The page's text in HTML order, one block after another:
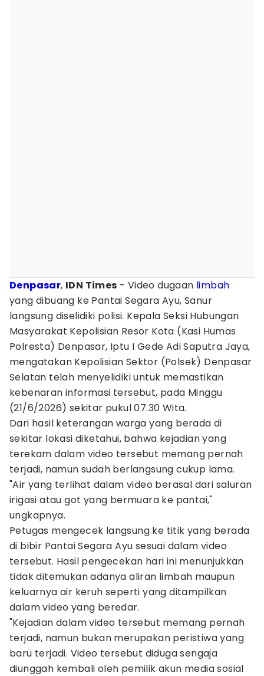
Denpasar, IDN Times - Video dugaan limbah
yang dibuang ke Pantai Segara Ayu, Sanur
langsung diselidiki polisi. Kepala Seksi Hubungan
Masyarakat Kepolisian Resor Kota (Kasi Humas
Polresta) Denpasar, Iptu I Gede Adi Saputra Jaya,
mengatakan Kepolisian Sektor (Polsek) Denpasar
Selatan telah menyelidiki untuk memastikan
kebenaran informasi tersebut, pada Minggu
(21/6/2026) sekitar pukul 07.30 Wita.
Dari hasil keterangan warga yang berada di
sekitar lokasi diketahui, bahwa kejadian yang
terekam dalam video tersebut memang pernah
terjadi, namun sudah berlangsung cukup lama.
"Air yang terlihat dalam video berasal dari saluran
irigasi atau got yang bermuara ke pantai,"
ungkapnya.
Petugas mengecek langsung ke titik yang berada
di bibir Pantai Segara Ayu sesuai dalam video
tersebut. Hasil pengecekan hari ini menunjukkan
tidak ditemukan adanya aliran limbah maupun
keluarnya air keruh seperti yang ditampilkan
dalam video yang beredar.
"Kejadian dalam video tersebut memang pernah
terjadi, namun bukan merupakan peristiwa yang
baru terjadi. Video tersebut diduga sengaja
diunggah kembali oleh pemilik akun media sosial